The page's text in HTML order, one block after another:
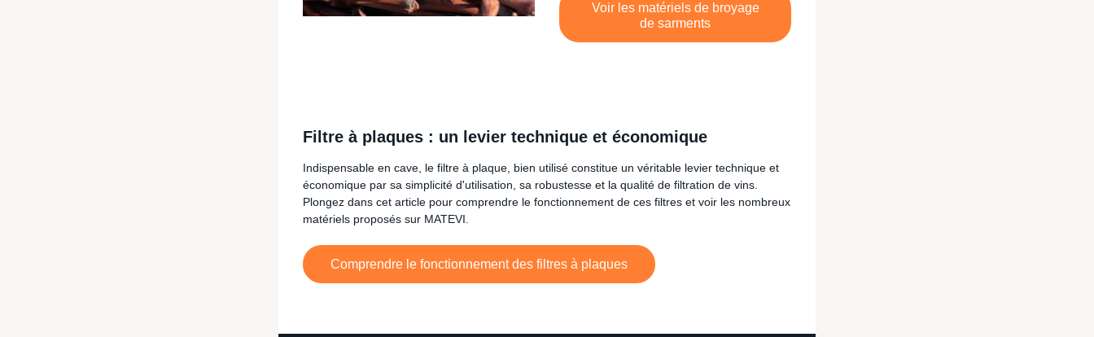
Voir les matériels de broyage
de sarments
Filtre à plaques : un levier technique et économique
Indispensable en cave, le filtre à plaque, bien utilisé constitue un véritable levier technique et
économique par sa simplicité d'utilisation, sa robustesse et la qualité de filtration de vins.
Plongez dans cet article pour comprendre le fonctionnement de ces filtres et voir les nombreux
matériels proposés sur MATEVI.
Comprendre le fonctionnement des filtres à plaques